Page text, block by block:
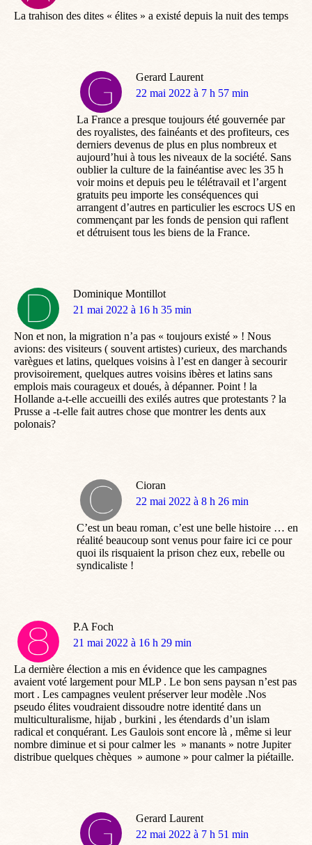
La trahison des dites « élites » a existé depuis la nuit des temps
Gerard Laurent
dit
22 mai 2022 à 7 h 57 min
La France a presque toujours été gouvernée par
des royalistes, des fainéants et des profiteurs, ces
derniers devenus de plus en plus nombreux et
aujourd’hui à tous les niveaux de la société. Sans
oublier la culture de la fainéantise avec les 35 h
voir moins et depuis peu le télétravail et l’argent
gratuits peu importe les conséquences qui
arrangent d’autres en particulier les escrocs US en
commençant par les fonds de pension qui raflent
et détruisent tous les biens de la France.
Dominique Montillot
dit
21 mai 2022 à 16 h 35 min
Non et non, la migration n’a pas « toujours existé » ! Nous
avions: des visiteurs ( souvent artistes) curieux, des marchands
varègues et latins, quelques voisins à l’est en danger à secourir
provisoirement, quelques autres voisins ibères et latins sans
emplois mais courageux et doués, à dépanner. Point ! la
Hollande a-t-elle accueilli des exilés autres que protestants ? la
Prusse a -t-elle fait autres chose que montrer les dents aux
polonais?
Cioran
dit
22 mai 2022 à 8 h 26 min
C’est un beau roman, c’est une belle histoire … en
réalité beaucoup sont venus pour faire ici ce pour
quoi ils risquaient la prison chez eux, rebelle ou
syndicaliste !
P.A Foch
dit
21 mai 2022 à 16 h 29 min
La dernière élection a mis en évidence que les campagnes
avaient voté largement pour MLP . Le bon sens paysan n’est pas
mort . Les campagnes veulent préserver leur modèle .Nos
pseudo élites voudraient dissoudre notre identité dans un
multiculturalisme, hijab , burkini , les étendards d’un islam
radical et conquérant. Les Gaulois sont encore là , même si leur
nombre diminue et si pour calmer les » manants » notre Jupiter
distribue quelques chèques » aumone » pour calmer la piétaille.
Gerard Laurent
dit
22 mai 2022 à 7 h 51 min